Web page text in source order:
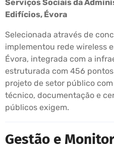
Serviços Sociais da
Edifícios, Évora
Selecionada através de
implementou rede wireless
Évora, integrada com a
estruturada com 456
projeto de setor público
técnico, documentação e
públicos exigem.
Gestão e